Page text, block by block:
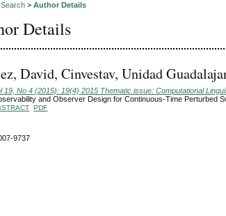
Search >Author Details
Details
David, Cinvestav, Unidad
19, No 4 (2015): 19(4) 2015 Thematic issue: Computational
and Observer Design for Continuous-Time Perturbed
PDF
9737